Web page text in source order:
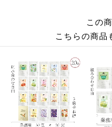
この
こちらの商品